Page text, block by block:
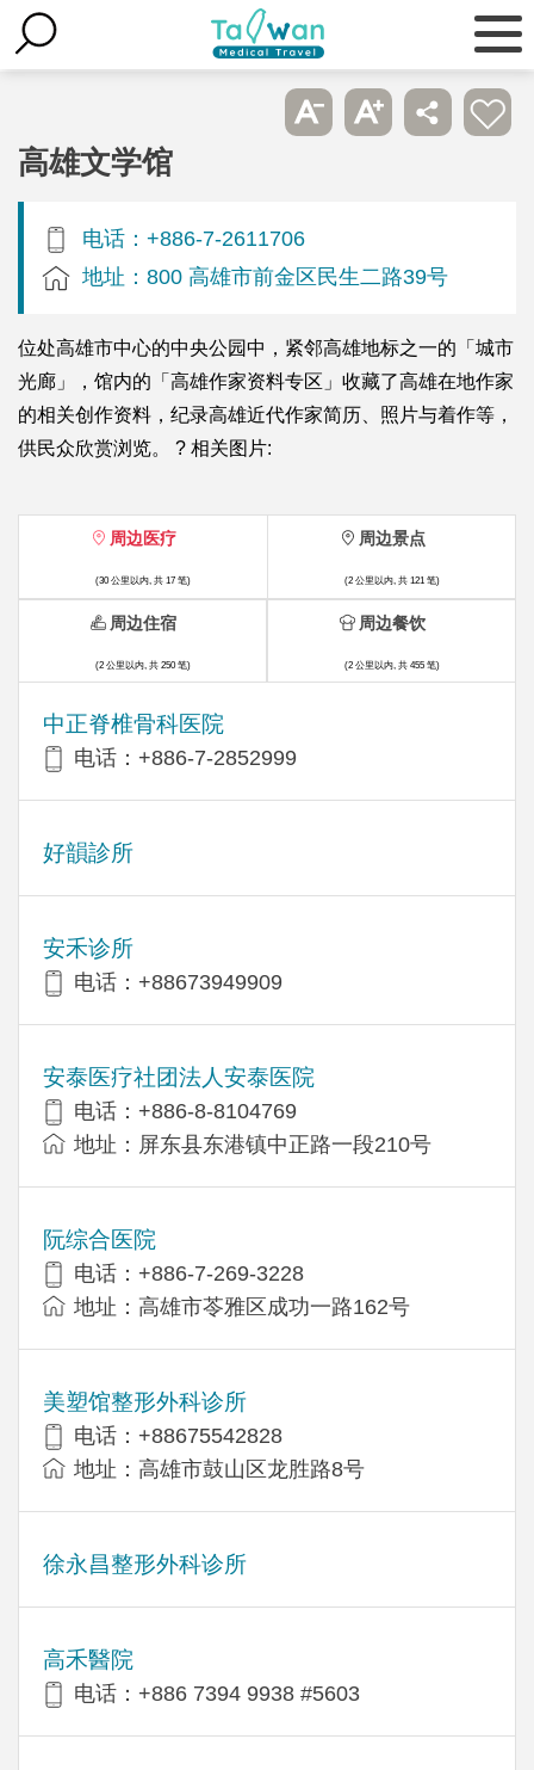
高雄文学馆
电话：+886-7-2611706
地址：800 高雄市前金区民生二路39号
位处高雄市中心的中央公园中，紧邻高雄地标之一的「城市
光廊」，馆内的「高雄作家资料专区」收藏了高雄在地作家
的相关创作资料，纪录高雄近代作家简历、照片与着作等，
供民众欣赏浏览。 ? 相关图片:
周边医疗
(30 公里以内, 共 17 笔)
中正脊椎骨科医院
电话：+886-7-2852999
好韻診所
安禾诊所
电话：+88673949909
安泰医疗社团法人安泰医院
电话：+886-8-8104769
地址：屏东县东港镇中正路一段210号
阮综合医院
电话：+886-7-269-3228
地址：高雄市苓雅区成功一路162号
美塑馆整形外科诊所
电话：+88675542828
地址：高雄市鼓山区龙胜路8号
徐永昌整形外科诊所
高禾醫院
电话：+886 7394 9938 #5603
周边景点
(2 公里以内, 共 121 笔)
周边住宿
(2 公里以内, 共 250 笔)
周边餐饮
(2 公里以内, 共 455 笔)